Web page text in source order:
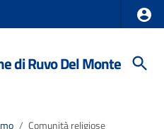
di Ruvo Del Monte
/ Comunità religiose